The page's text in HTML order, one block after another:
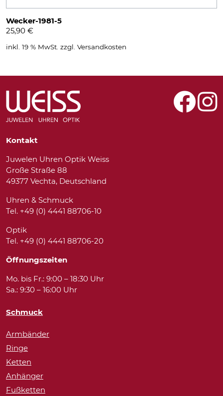
Wecker-1981-5
25,90 €
inkl. 19 % MwSt. zzgl. Versandkosten
Kontakt
Juwelen Uhren Optik Weiss
Große Straße 88
49377 Vechta, Deutschland
Uhren & Schmuck
Tel. +49 (0) 4441 88706-10
Optik
Tel. +49 (0) 4441 88706-20
Öffnungszeiten
Mo. bis Fr.: 9:00 – 18:30 Uhr
Sa.: 9:30 – 16:00 Uhr
Schmuck
Armbänder
Ringe
Ketten
Anhänger
Fußketten